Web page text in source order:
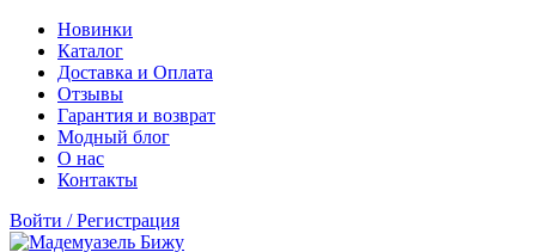
Новинки
Каталог
Доставка и Оплата
Отзывы
Гарантия и возврат
Модный блог
О нас
Контакты
Войти /Регистрация